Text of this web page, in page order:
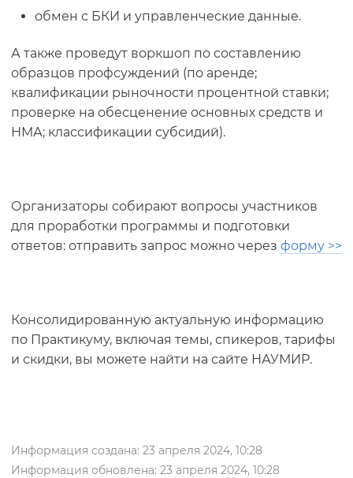
обмен с БКИ и управленческие данные.
А также проведут воркшоп по составлению
образцов профсуждений (по аренде;
квалификации рыночности процентной ставки;
проверке на обесценение основных средств и
НМА; классификации субсидий).
Организаторы собирают вопросы участников
для проработки программы и подготовки
ответов: отправить запрос можно через форму >>
Консолидированную актуальную информацию
по Практикуму, включая темы, спикеров, тарифы
и скидки, вы можете найти на сайте НАУМИР.
Информация создана: 23 апреля 2024, 10:28
Информация обновлена: 23 апреля 2024, 10:28